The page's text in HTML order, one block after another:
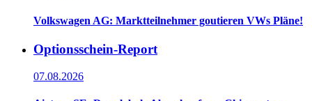
Volkswagen AG: Marktteilnehmer goutieren VWs Pläne!
Optionsschein-Report
07.08.2026